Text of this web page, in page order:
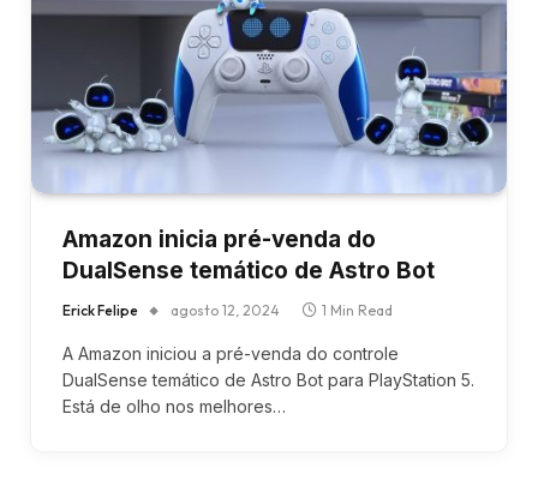
Amazon inicia pré-venda do
DualSense temático de Astro Bot
Erick Felipe agosto 12, 2024 1 Min Read
A Amazon iniciou a pré-venda do controle
DualSense temático de Astro Bot para PlayStation 5.
Está de olho nos melhores…